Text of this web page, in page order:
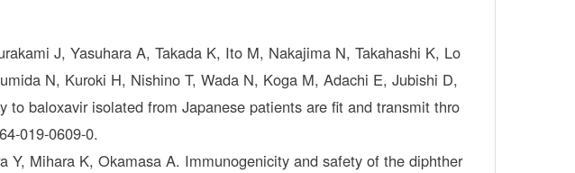
J, Yasuhara A, Takada K, Ito M, Nakajima N, Takahashi K, Lo
N, Kuroki H, Nishino T, Wada N, Koga M, Adachi E, Jubishi D,
baloxavir isolated from Japanese patients are fit and transmit thro
019-0609-0.
Y, Mihara K, Okamasa A. Immunogenicity and safety of the diphther